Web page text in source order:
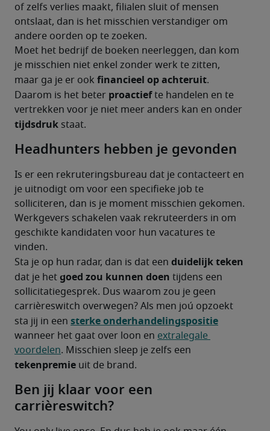
of zelfs verlies maakt, filialen sluit of mensen
ontslaat, dan is het misschien verstandiger om
andere oorden op te zoeken.
Moet het bedrijf de boeken neerleggen, dan kom
je misschien niet enkel zonder werk te zitten,
maar ga je er ook financieel op achteruit.
Daarom is het beter proactief te handelen en te
tijdsdruk staat.
Headhunters hebben je gevonden
Is er een rekruteringsbureau dat je contacteert en
je uitnodigt om voor een specifieke job te
solliciteren, dan is je moment misschien gekomen.
Werkgevers schakelen vaak rekruteerders in om
geschikte kandidaten voor hun vacatures te
vinden.
Sta je op hun radar, dan is dat een duidelijk teken
dat je het goed zou kunnen doen tijdens een
sollicitatiegesprek. Dus waarom zou je geen
carrièreswitch overwegen? Als men joú opzoekt
sta jij in een sterke onderhandelingspositie
wanneer het gaat over loon en extralegale
voordelen
tekenpremie uit de brand.
Ben jij klaar voor een
carrièreswitch?